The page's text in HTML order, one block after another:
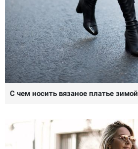
С чем носить вязаное платье зимой